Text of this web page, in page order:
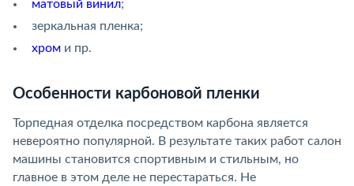
матовый винил;
зеркальная пленка;
хром и пр.
Особенности карбоновой пленки
Торпедная отделка посредством карбона является
невероятно популярной. В результате таких работ салон
машины становится спортивным и стильным, но
главное в этом деле не перестараться. Не